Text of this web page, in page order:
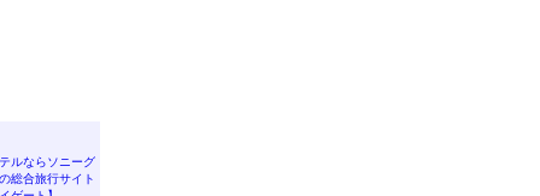
ルならソニーグ
総合旅行サイト